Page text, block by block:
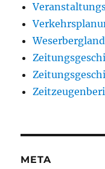
Weserbergland
META